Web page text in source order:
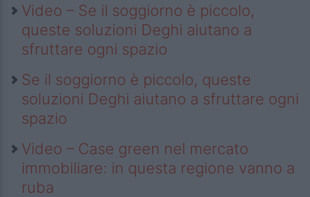
Video – Se il soggiorno è piccolo,
queste soluzioni Deghi aiutano a
sfruttare ogni spazio
Se il soggiorno è piccolo, queste
soluzioni Deghi aiutano a sfruttare ogni
spazio
Video – Case green nel mercato
immobiliare: in questa regione vanno a
ruba